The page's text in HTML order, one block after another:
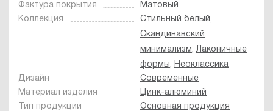
Фактура покрытия
Матовый
Коллекция
Стильный белый,
Скандинавский
минимализм,Лаконичные
формы, Неоклассика
Дизайн
Современные
Материал изделия
Цинк-алюминий
Тип продукции
Основная продукция